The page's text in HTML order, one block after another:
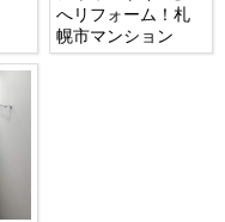
へリフォーム！札
幌市マンション